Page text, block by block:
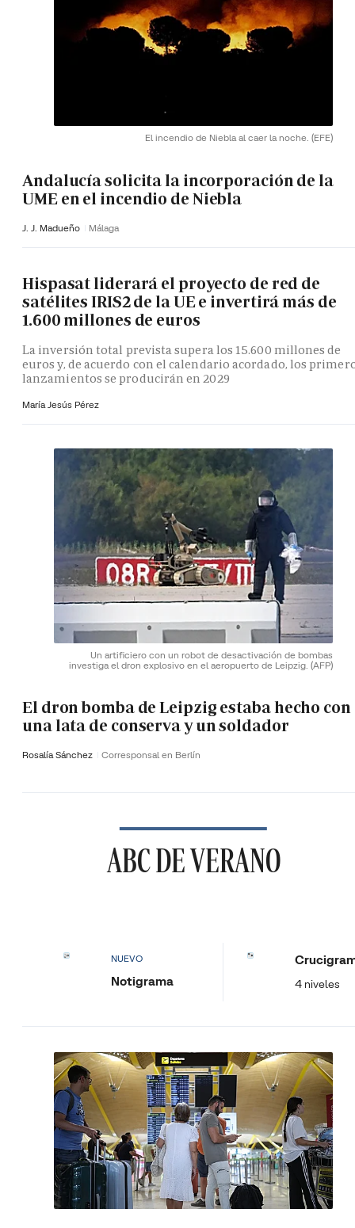
El incendio de Niebla al caer la noche. (EFE)
Andalucía solicita la incorporación de la
UME en el incendio de Niebla
J. J. Madueño Málaga
Hispasat liderará el proyecto de red de
satélites IRIS2 de la UE e invertirá más de
1.600 millones de euros
La inversión total prevista supera los 15.600 millones de
euros y, de acuerdo con el calendario acordado, los
lanzamientos se producirán en 2029
María Jesús Pérez
Un artificiero con un robot de desactivación de bombas
investiga el dron explosivo en el aeropuerto de Leipzig. (AFP)
El dron bomba de Leipzig estaba hecho con
una lata de conserva y un soldador
Rosalía Sánchez Corresponsal en Berlín
ABC DE VERANO
NUEVO
Notigrama 4 niveles